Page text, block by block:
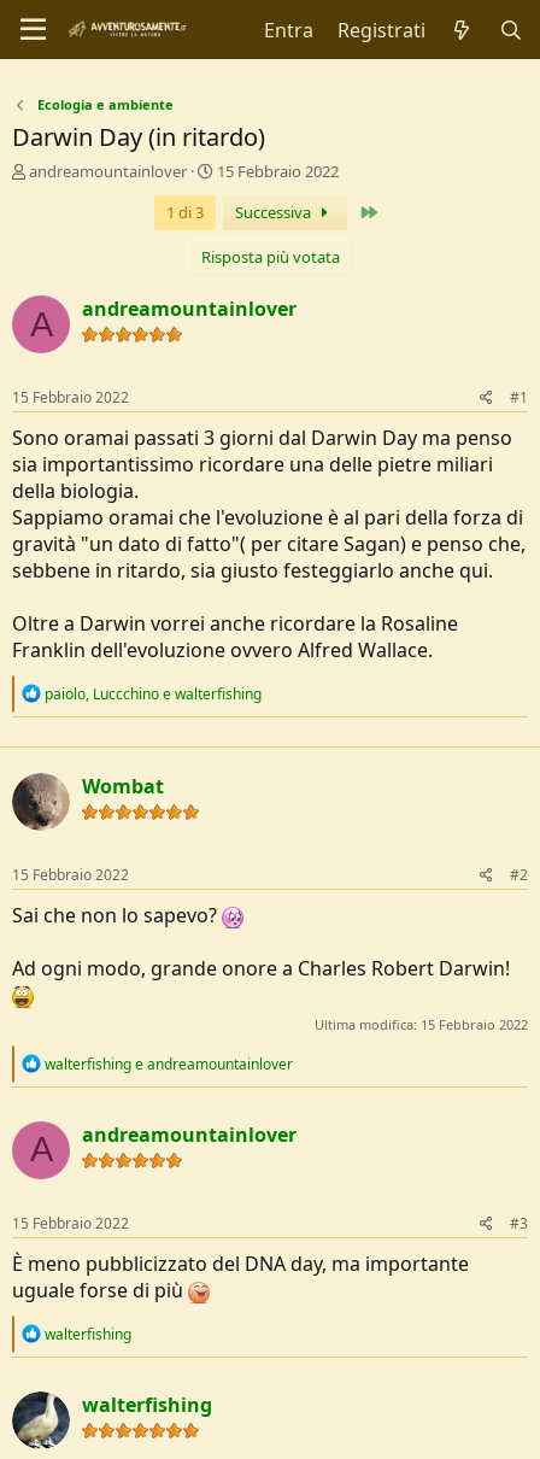
Entra Registrati
Ecologia e ambiente
Darwin Day (in ritardo)
C
r
e
D
s
c
u
s
s
i
o
n
e
andreamountainlover
D
a
d
I
n
o
15 Febbraio 2022
1 di 3
Successiva
Risposta più votata
A andreamountainlover
15 Febbraio 2022 #1
Sono oramai passati 3 giorni dal Darwin Day ma penso
sia importantissimo ricordare una delle pietre miliari
della biologia.
Sappiamo oramai che l'evoluzione è al pari della forza di
gravità "un dato di fatto"( per citare Sagan) e penso che,
sebbene in ritardo, sia giusto festeggiarlo anche qui.
Oltre a Darwin vorrei anche ricordare la Rosaline
Franklin dell'evoluzione ovvero Alfred Wallace.
R
c
t
i
o
n
paiolo, Luccchinoewalterfishing
Wombat
15 Febbraio 2022 #2
Sai che non lo sapevo?
Ad ogni modo, grande onore a Charles Robert Darwin!
Ultima modifica: 15 Febbraio 2022
R
c
t
i
o
s
:
walterfishingeandreamountainlover
A andreamountainlover
15 Febbraio 2022 #3
È meno pubblicizzato del DNA day, ma importante
uguale forse di più
R
c
t
i
o
walterfishing
walterfishing